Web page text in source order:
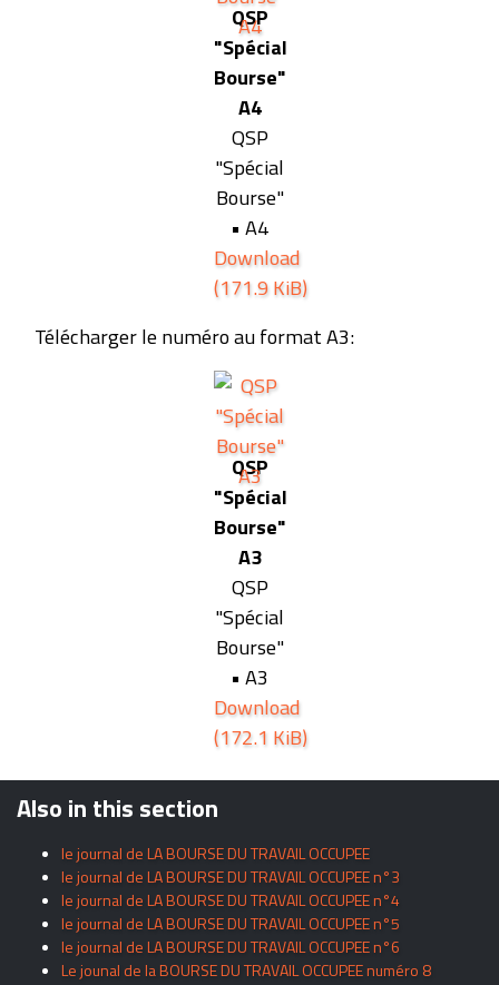
QSP
"Spécial
Bourse"
A4
QSP
"Spécial
Bourse"
• A4
Download
(171.9 KiB)
Télécharger le numéro au format A3:
QSP
"Spécial
Bourse"
A3
QSP
"Spécial
Bourse"
• A3
Download
(172.1 KiB)
Also in this section
le journal de LA BOURSE DU TRAVAIL OCCUPEE
le journal de LA BOURSE DU TRAVAIL OCCUPEE n°3
le journal de LA BOURSE DU TRAVAIL OCCUPEE n°4
le journal de LA BOURSE DU TRAVAIL OCCUPEE n°5
le journal de LA BOURSE DU TRAVAIL OCCUPEE n°6
Le jounal de la BOURSE DU TRAVAIL OCCUPEE numéro 8